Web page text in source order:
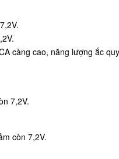
càng cao, năng lượng ắc
7,2V.
còn 7,2V.